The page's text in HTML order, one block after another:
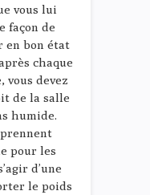
vous lui
façon de
en bon état
chaque
vous devez
de la salle
humide.
pour les
d’une
le poids